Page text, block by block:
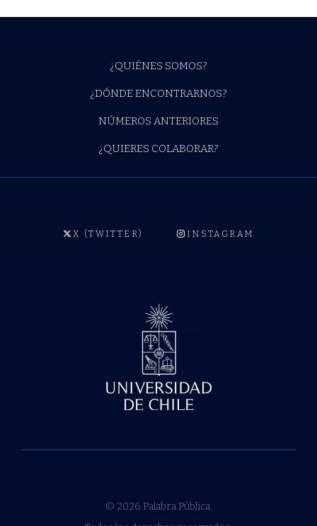
¿QUIÉNES SOMOS?
¿DÓNDE ENCONTRARNOS?
NÚMEROS ANTERIORES
¿QUIERES COLABORAR?
X (TWITTER) INSTAGRAM
© 2026 Palabra Pública.